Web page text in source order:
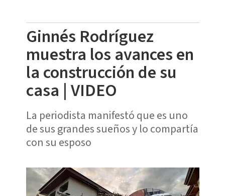
Ginnés Rodríguez
muestra los avances en
la construcción de su
casa | VIDEO
La periodista manifestó que es uno
de sus grandes sueños y lo compartía
con su esposo